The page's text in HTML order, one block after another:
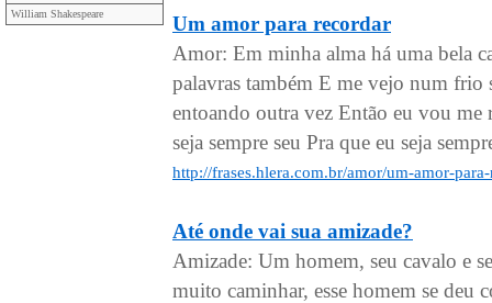
William Shakespeare
Um amor para recordar
Amor: Em minha alma há uma bela
palavras também E me vejo num
entoando outra vez Então eu vou me
seja sempre seu Pra que eu seja
http://frases.hlera.com.br/amor/um-amor-
Até onde vai sua amizade?
Amizade: Um homem, seu cavalo e
muito caminhar, esse homem se deu